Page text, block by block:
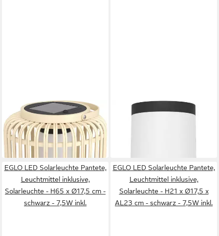
EGLO
Tischleuchte Marliano
Tischlampe, Solarlampe
Boho, Windlicht, Rattan,
IP44, Lampe
64,90 €
in 5-6 Werktagen bei dir
EGLO LED Solarleuchte Pantete,
Leuchtmittel inklusive,
Solarleuchte - H65 x Ø17,5 cm -
schwarz - 7,5W inkl.
EGLO LED Solarleuchte Pantete,
Leuchtmittel inklusive,
Solarleuchte - H21 x Ø17,5 x
AL23 cm - schwarz - 7,5W inkl.